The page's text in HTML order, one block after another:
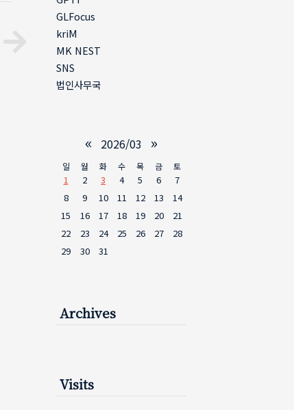
GLFocus
kriM
MK NEST
SNS
법인사무국
« 2026/03 »
일 월 화 수 목 금 토
1 2 3 4 5 6
7
8
9 10 11 12 13
14
15
16 17 18 19 20
21
22
23 24 25 26 27
28
29
30 31
Archives
Visits